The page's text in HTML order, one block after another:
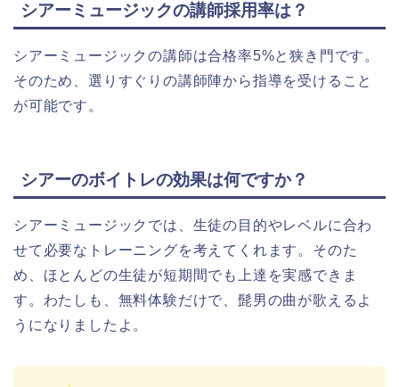
シアーミュージックの講師採用率は？
シアーミュージックの講師は合格率5%と狭き門です。
そのため、選りすぐりの講師陣から指導を受けること
が可能です。
シアーのボイトレの効果は何ですか？
シアーミュージックでは、生徒の目的やレベルに合わ
せて必要なトレーニングを考えてくれます。そのた
め、ほとんどの生徒が短期間でも上達を実感できま
す。わたしも、無料体験だけで、髭男の曲が歌えるよ
うになりましたよ。